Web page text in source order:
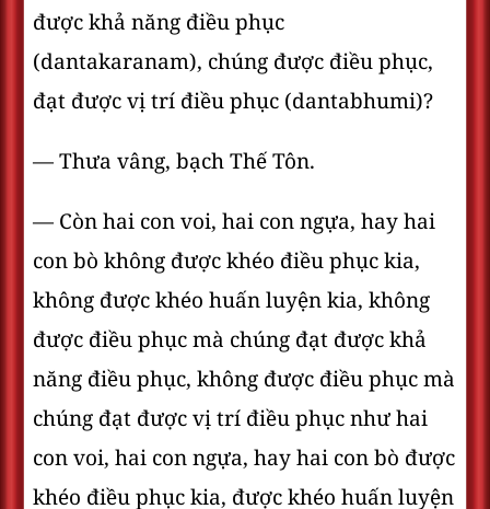
được khả năng điều phục
(dantakaranam), chúng được điều phục,
đạt được vị trí điều phục (dantabhumi)?
— Thưa vâng, bạch Thế Tôn.
— Còn hai con voi, hai con ngựa, hay hai
con bò không được khéo điều phục kia,
không được khéo huấn luyện kia, không
được điều phục mà chúng đạt được khả
năng điều phục, không được điều phục mà
chúng đạt được vị trí điều phục như hai
con voi, hai con ngựa, hay hai con bò được
khéo điều phục kia, được khéo huấn luyện